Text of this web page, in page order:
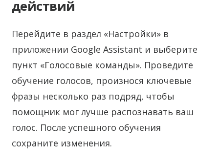
действий
Перейдите в раздел «Настройки» в
приложении Google Assistant и выберите
пункт «Голосовые команды». Проведите
обучение голосов, произнося ключевые
фразы несколько раз подряд, чтобы
помощник мог лучше распознавать ваш
голос. После успешного обучения
сохраните изменения.